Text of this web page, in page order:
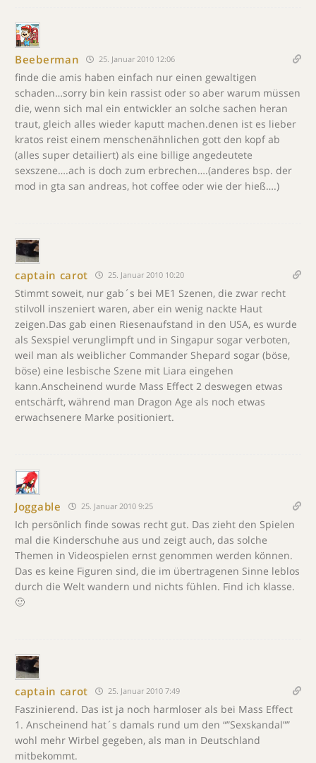
Beeberman 25. Januar 2010 12:06
finde die amis haben einfach nur einen gewaltigen
schaden…sorry bin kein rassist oder so aber warum müssen
die, wenn sich mal ein entwickler an solche sachen heran
traut, gleich alles wieder kaputt machen.denen ist es lieber
kratos reist einem menschenähnlichen gott den kopf ab
(alles super detailiert) als eine billige angedeutete
sexszene….ach is doch zum erbrechen….(anderes bsp. der
mod in gta san andreas, hot coffee oder wie der hieß….)
captain carot 25. Januar 2010 10:20
Stimmt soweit, nur gab´s bei ME1 Szenen, die zwar recht
stilvoll inszeniert waren, aber ein wenig nackte Haut
zeigen.Das gab einen Riesenaufstand in den USA, es wurde
als Sexspiel verunglimpft und in Singapur sogar verboten,
weil man als weiblicher Commander Shepard sogar (böse,
böse) eine lesbische Szene mit Liara eingehen
kann.Anscheinend wurde Mass Effect 2 deswegen etwas
entschärft, während man Dragon Age als noch etwas
erwachsenere Marke positioniert.
Joggable 25. Januar 2010 9:25
Ich persönlich finde sowas recht gut. Das zieht den Spielen
mal die Kinderschuhe aus und zeigt auch, das solche
Themen in Videospielen ernst genommen werden können.
Das es keine Figuren sind, die im übertragenen Sinne leblos
durch die Welt wandern und nichts fühlen. Find ich klasse.
🙂
captain carot 25. Januar 2010 7:49
Faszinierend. Das ist ja noch harmloser als bei Mass Effect
1. Anscheinend hat´s damals rund um den “”Sexskandal””
wohl mehr Wirbel gegeben, als man in Deutschland
mitbekommt.